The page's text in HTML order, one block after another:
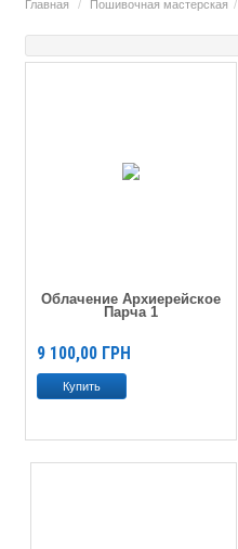
Главная Пошивочная мастерская
Облачение Архиерейское
Парча 1
9 100,00 ГРН